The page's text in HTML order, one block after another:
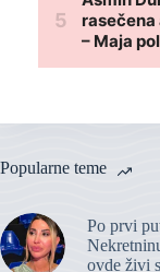
Popularne teme
Po prvi
ovde živi